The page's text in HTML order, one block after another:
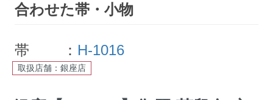
合わせた帯・小物
帯 ： H-1016
取扱店舗：銀座店